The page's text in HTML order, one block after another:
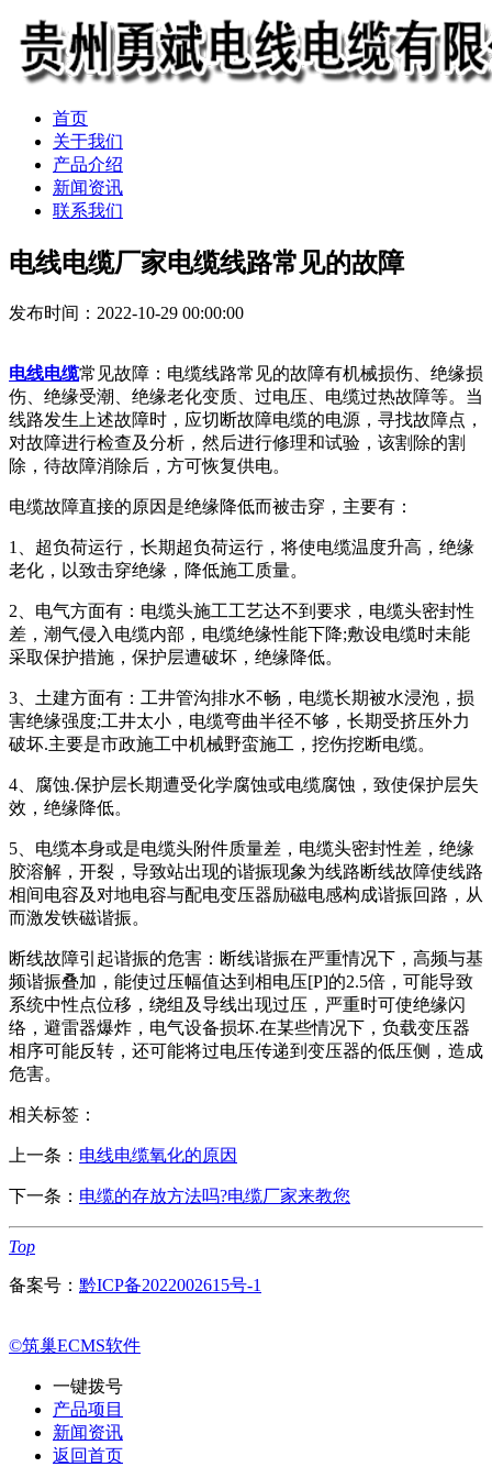
首页
关于我们
产品介绍
新闻资讯
联系我们
电线电缆厂家电缆线路常见的故障
发布时间：2022-10-29 00:00:00
电线电缆常见故障：电缆线路常见的故障有机械损伤、绝缘损
伤、绝缘受潮、绝缘老化变质、过电压、电缆过热故障等。当
线路发生上述故障时，应切断故障电缆的电源，寻找故障点，
对故障进行检查及分析，然后进行修理和试验，该割除的割
除，待故障消除后，方可恢复供电。
电缆故障直接的原因是绝缘降低而被击穿，主要有：
1、超负荷运行，长期超负荷运行，将使电缆温度升高，绝缘
老化，以致击穿绝缘，降低施工质量。
2、电气方面有：电缆头施工工艺达不到要求，电缆头密封性
差，潮气侵入电缆内部，电缆绝缘性能下降;敷设电缆时未能
采取保护措施，保护层遭破坏，绝缘降低。
3、土建方面有：工井管沟排水不畅，电缆长期被水浸泡，损
害绝缘强度;工井太小，电缆弯曲半径不够，长期受挤压外力
破坏.主要是市政施工中机械野蛮施工，挖伤挖断电缆。
4、腐蚀.保护层长期遭受化学腐蚀或电缆腐蚀，致使保护层失
效，绝缘降低。
5、电缆本身或是电缆头附件质量差，电缆头密封性差，绝缘
胶溶解，开裂，导致站出现的谐振现象为线路断线故障使线路
相间电容及对地电容与配电变压器励磁电感构成谐振回路，从
而激发铁磁谐振。
断线故障引起谐振的危害：断线谐振在严重情况下，高频与基
频谐振叠加，能使过压幅值达到相电压[P]的2.5倍，可能导致
系统中性点位移，绕组及导线出现过压，严重时可使绝缘闪
络，避雷器爆炸，电气设备损坏.在某些情况下，负载变压器
相序可能反转，还可能将过电压传递到变压器的低压侧，造成
危害。
相关标签：
上一条： 电线电缆氧化的原因
下一条： 电缆的存放方法吗?电缆厂家来教您
Top
备案号： 黔ICP备2022002615号-1
©筑巢ECMS软件
一键拨号
产品项目
新闻资讯
返回首页